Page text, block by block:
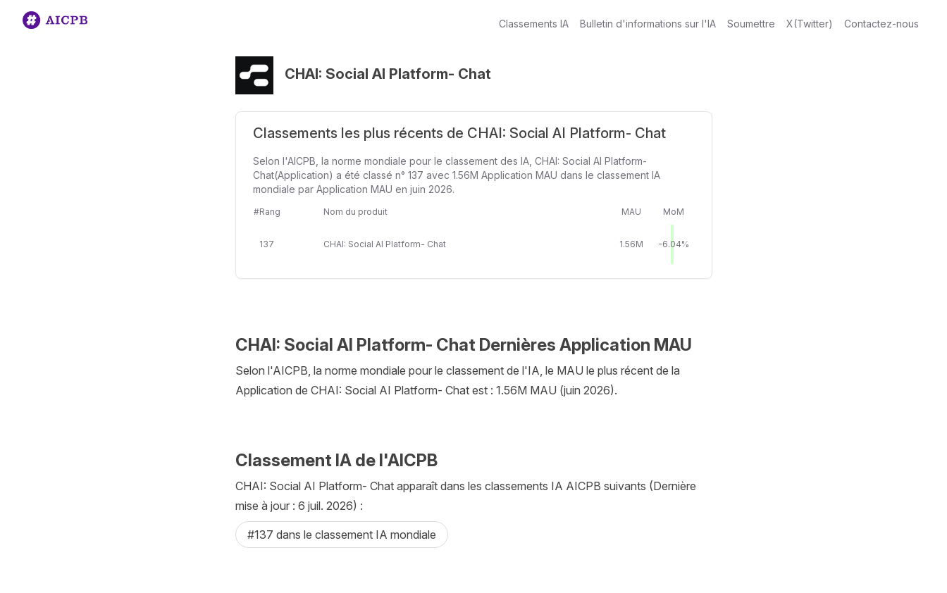
Classements IA Bulletin d'informations sur l'IA Soumettre X(Twitter) Contactez-nous
CHAI: Social AI Platform- Chat
Classements les plus récents de CHAI: Social AI Platform- Chat
Selon l'AICPB, la norme mondiale pour le classement des IA, CHAI: Social AI Platform-
Chat(Application) a été classé n° 137 avec 1.56M Application MAU dans le classement IA
mondiale par Application MAU en juin 2026.
#Rang Nom du produit MAU MoM
137 CHAI: Social AI Platform- Chat 1.56M -6.04%
CHAI: Social AI Platform- Chat Dernières Application MAU
Selon l'AICPB, la norme mondiale pour le classement de l'IA, le MAU le plus récent de la
Application de CHAI: Social AI Platform- Chat est : 1.56M MAU (juin 2026).
Classement IA de l'AICPB
CHAI: Social AI Platform- Chat apparaît dans les classements IA AICPB suivants (Dernière
mise à jour : 6 juil. 2026) :
#137 dans le classement IA mondiale